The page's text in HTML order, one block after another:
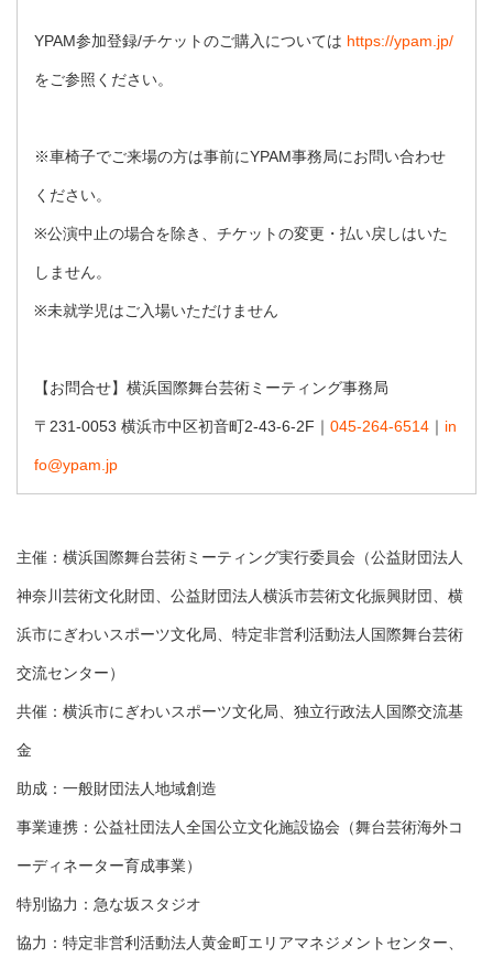
YPAM参加登録/チケットのご購入については https://ypam.jp/
をご参照ください。
※車椅子でご来場の方は事前にYPAM事務局にお問い合わせ
ください。
※公演中止の場合を除き、チケットの変更・払い戻しはいた
しません。
※未就学児はご入場いただけません
【お問合せ】横浜国際舞台芸術ミーティング事務局
〒231-0053 横浜市中区初音町2-43-6-2F｜ 045-264-6514 ｜ in
fo@ypam.jp
主催：横浜国際舞台芸術ミーティング実行委員会（公益財団法人
神奈川芸術文化財団、公益財団法人横浜市芸術文化振興財団、横
浜市にぎわいスポーツ文化局、特定非営利活動法人国際舞台芸術
交流センター）
共催：横浜市にぎわいスポーツ文化局、独立行政法人国際交流基
金
助成：一般財団法人地域創造
事業連携：公益社団法人全国公立文化施設協会（舞台芸術海外コ
ーディネーター育成事業）
特別協力：急な坂スタジオ
協力：特定非営利活動法人黄金町エリアマネジメントセンター、